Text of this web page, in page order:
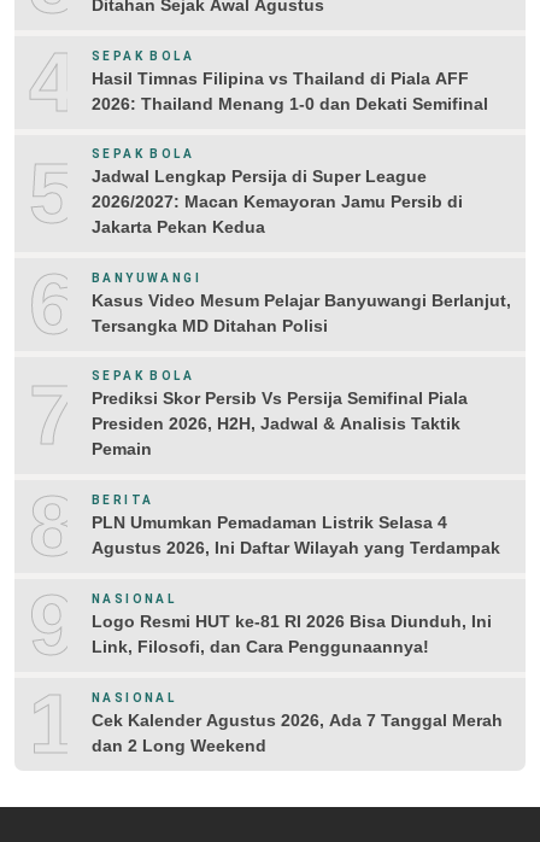
Ditahan Sejak Awal Agustus
4 SEPAK BOLA
Hasil Timnas Filipina vs Thailand di Piala AFF
2026: Thailand Menang 1-0 dan Dekati Semifinal
5 SEPAK BOLA
Jadwal Lengkap Persija di Super League
2026/2027: Macan Kemayoran Jamu Persib di
Jakarta Pekan Kedua
6 BANYUWANGI
Kasus Video Mesum Pelajar Banyuwangi Berlanjut,
Tersangka MD Ditahan Polisi
7 SEPAK BOLA
Prediksi Skor Persib Vs Persija Semifinal Piala
Presiden 2026, H2H, Jadwal & Analisis Taktik
Pemain
8 BERITA
PLN Umumkan Pemadaman Listrik Selasa 4
Agustus 2026, Ini Daftar Wilayah yang Terdampak
9 NASIONAL
Logo Resmi HUT ke-81 RI 2026 Bisa Diunduh, Ini
Link, Filosofi, dan Cara Penggunaannya!
10NASIONAL
Cek Kalender Agustus 2026, Ada 7 Tanggal Merah
dan 2 Long Weekend